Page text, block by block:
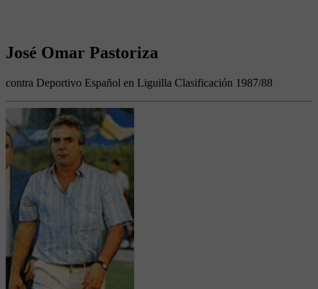
José Omar Pastoriza
contra Deportivo Español en Liguilla Clasificación 1987/88